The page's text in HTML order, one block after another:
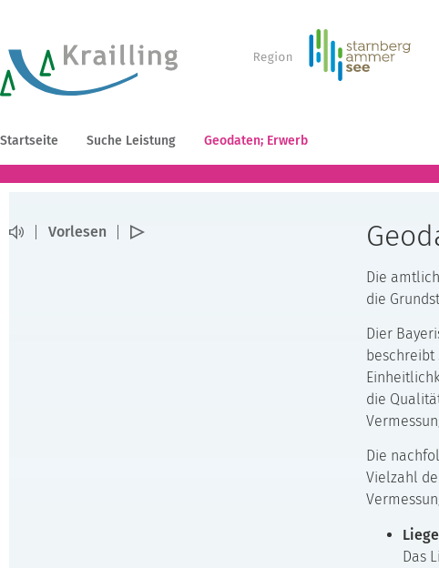
Startseite Suche Leistung Geodaten; Erwerb
Vorlesen
Die
die
Dier
beschreibt
die
Die
Vielzahl
Das